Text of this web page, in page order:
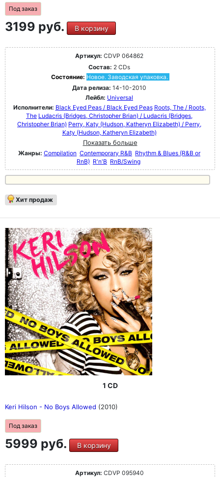
Под заказ
3199 руб. В корзину
Артикул: CDVP 064862
Состав: 2 CDs
Состояние: Новое. Заводская упаковка.
Дата релиза: 14-10-2010
Лейбл: Universal
Исполнители: Black Eyed Peas / Black Eyed Peas Roots, The / Roots,
The Ludacris (Bridges, Christopher Brian) / Ludacris (Bridges,
Christopher Brian) Perry, Katy (Hudson, Katheryn Elizabeth) / Perry,
Katy (Hudson, Katheryn Elizabeth)
Показать больше
Жанры: Compilation Contemporary R&B Rhythm & Blues (R&B or
RnB) R'n'B RnB/Swing
Хит продаж
1 CD
Keri Hilson - No Boys Allowed (2010)
Под заказ
5999 руб. В корзину
Артикул: CDVP 095940